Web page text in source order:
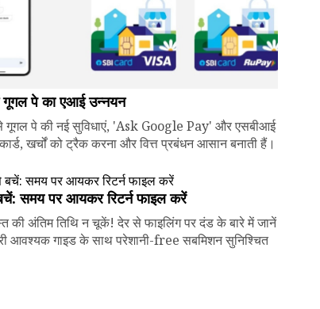
गूगल पे का एआई उन्नयन
गूगल पे की नई सुविधाएं, 'Ask Google Pay' और एसबीआई
खर्चों को ट्रैक करना और वित्त प्रबंधन आसान बनाती हैं।
समय पर आयकर रिटर्न फाइल करें
की अंतिम तिथि न चूकें! देर से फाइलिंग पर दंड के बारे में जानें
आवश्यक गाइड के साथ परेशानी-free सबमिशन सुनिश्चित